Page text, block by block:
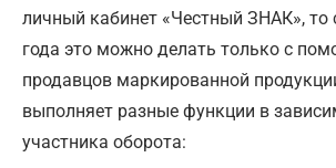
личный кабинет «Честный ЗНАК», то
года это можно делать только с
продавцов маркированной
выполняет разные функции в
участника оборота: